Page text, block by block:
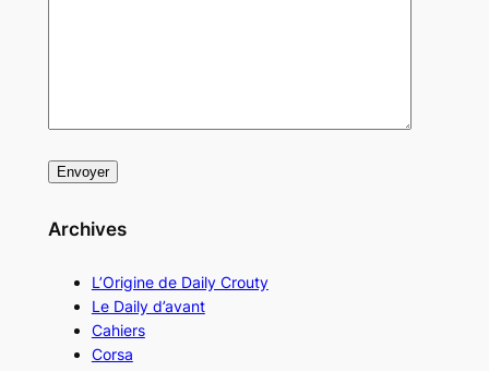
Archives
L’Origine de Daily Crouty
Le Daily d’avant
Cahiers
Corsa